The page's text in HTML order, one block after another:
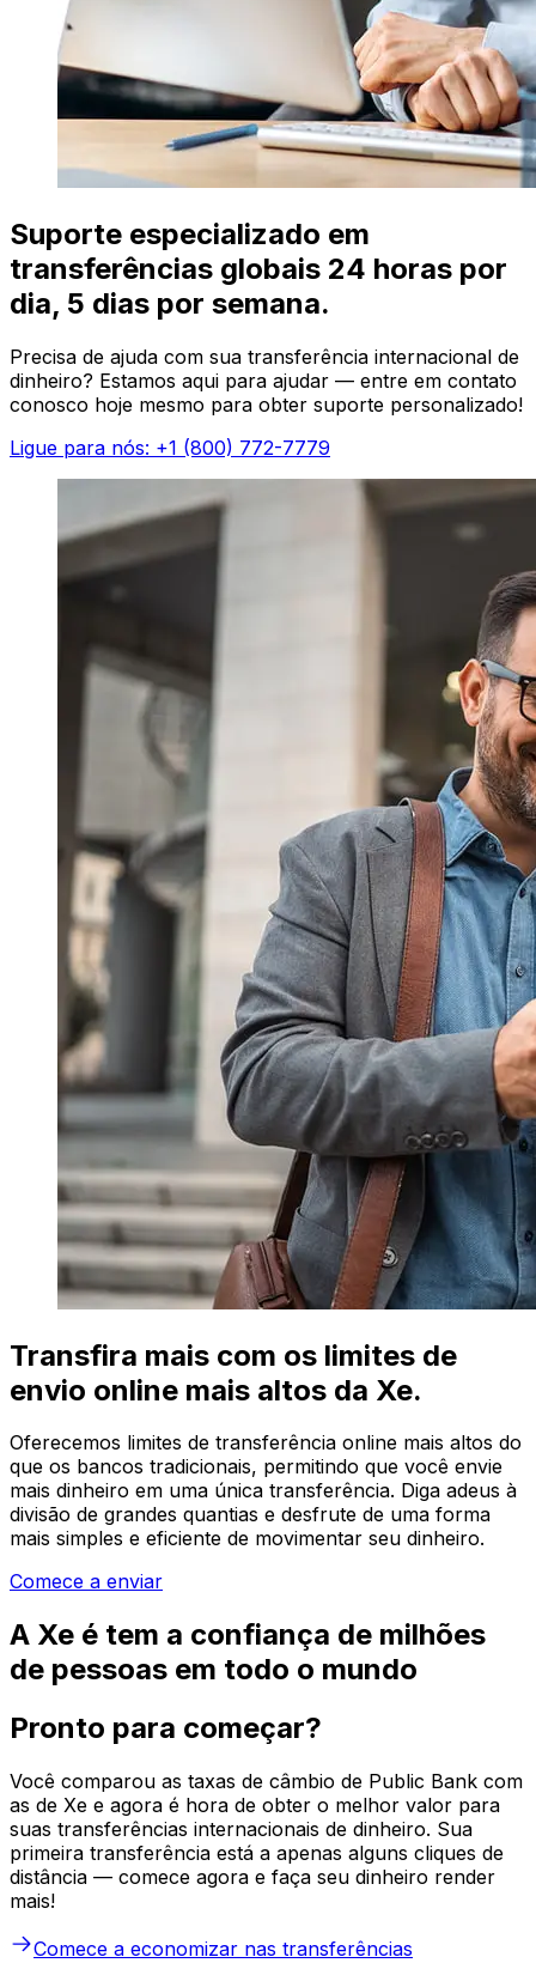
Suporte especializado em
transferências globais 24 horas por
dia, 5 dias por semana.
Precisa de ajuda com sua transferência internacional de
dinheiro? Estamos aqui para ajudar — entre em contato
conosco hoje mesmo para obter suporte personalizado!
Ligue para nós: +1 (800) 772-7779
Transfira mais com os limites de
envio online mais altos da Xe.
Oferecemos limites de transferência online mais altos do
que os bancos tradicionais, permitindo que você envie
mais dinheiro em uma única transferência. Diga adeus à
divisão de grandes quantias e desfrute de uma forma
mais simples e eficiente de movimentar seu dinheiro.
Comece a enviar
A Xe é tem a confiança de milhões
de pessoas em todo o mundo
Pronto para começar?
Você comparou as taxas de câmbio de Public Bank com
as de Xe e agora é hora de obter o melhor valor para
suas transferências internacionais de dinheiro. Sua
primeira transferência está a apenas alguns cliques de
distância — comece agora e faça seu dinheiro render
mais!
Comece a economizar nas transferências